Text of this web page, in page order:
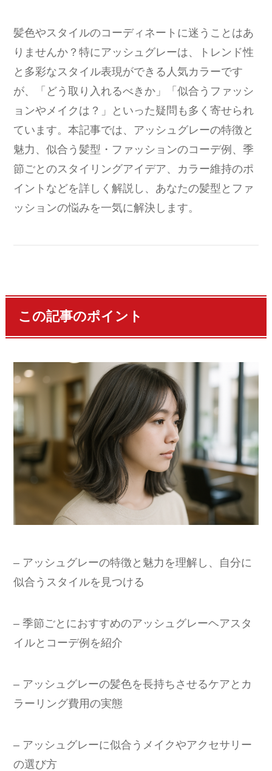
髪色やスタイルのコーディネートに迷うことはあ
りませんか？特にアッシュグレーは、トレンド性
と多彩なスタイル表現ができる人気カラーです
が、「どう取り入れるべきか」「似合うファッシ
ョンやメイクは？」といった疑問も多く寄せられ
ています。本記事では、アッシュグレーの特徴と
魅力、似合う髪型・ファッションのコーデ例、季
節ごとのスタイリングアイデア、カラー維持のポ
イントなどを詳しく解説し、あなたの髪型とファ
ッションの悩みを一気に解決します。
この記事のポイント
– アッシュグレーの特徴と魅力を理解し、自分に
似合うスタイルを見つける
– 季節ごとにおすすめのアッシュグレーヘアスタ
イルとコーデ例を紹介
– アッシュグレーの髪色を長持ちさせるケアとカ
ラーリング費用の実態
– アッシュグレーに似合うメイクやアクセサリー
の選び方